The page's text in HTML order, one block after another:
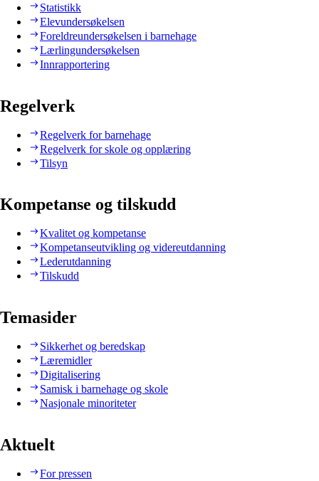
Statistikk
Elevundersøkelsen
Foreldreundersøkelsen i barnehage
Lærlingundersøkelsen
Innrapportering
Regelverk
Regelverk for barnehage
Regelverk for skole og opplæring
Tilsyn
Kompetanse og tilskudd
Kvalitet og kompetanse
Kompetanseutvikling og videreutdanning
Lederutdanning
Tilskudd
Temasider
Sikkerhet og beredskap
Læremidler
Digitalisering
Samisk i barnehage og skole
Nasjonale minoriteter
Aktuelt
For pressen